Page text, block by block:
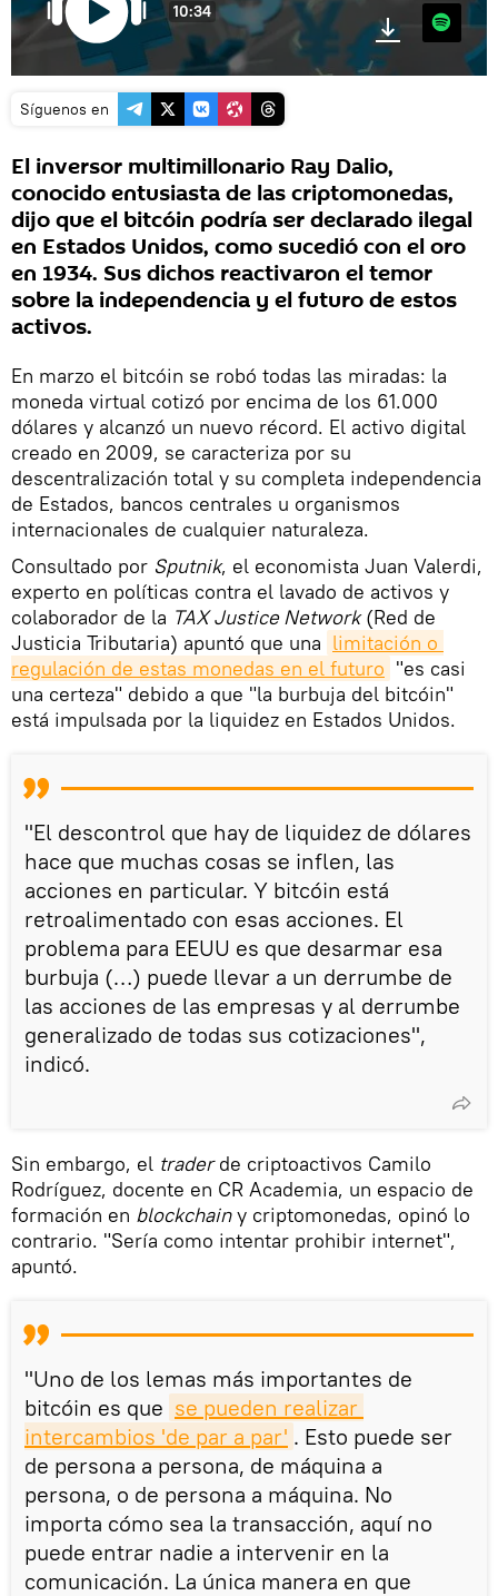
10:34 Spotify
Síguenos en
El inversor multimillonario Ray Dalio,
conocido entusiasta de las criptomonedas,
dijo que el bitcóin podría ser declarado ilegal
en Estados Unidos, como sucedió con el oro
en 1934. Sus dichos reactivaron el temor
sobre la independencia y el futuro de estos
activos.
En marzo el bitcóin se robó todas las miradas: la
moneda virtual cotizó por encima de los 61.000
dólares y alcanzó un nuevo récord. El activo digital
creado en 2009, se caracteriza por su
descentralización total y su completa independencia
de Estados, bancos centrales u organismos
internacionales de cualquier naturaleza.
Consultado por Sputnik, el economista Juan Valerdi,
experto en políticas contra el lavado de activos y
colaborador de la TAX Justice Network(Red de
Justicia Tributaria) apuntó que una limitación o
regulación de estas monedas en el futuro "es casi
una certeza" debido a que "la burbuja del bitcóin"
está impulsada por la liquidez en Estados Unidos.
"El descontrol que hay de liquidez de dólares
hace que muchas cosas se inflen, las
acciones en particular. Y bitcóin está
retroalimentado con esas acciones. El
problema para EEUU es que desarmar esa
burbuja (…) puede llevar a un derrumbe de
las acciones de las empresas y al derrumbe
generalizado de todas sus cotizaciones",
indicó.
Sin embargo, el traderde criptoactivos Camilo
Rodríguez, docente en CR Academia, un espacio de
formación en blockchainy criptomonedas, opinó lo
contrario. "Sería como intentar prohibir internet",
apuntó.
"Uno de los lemas más importantes de
bitcóin es que se pueden realizar
intercambios 'de par a par' . Esto puede ser
de persona a persona, de máquina a
persona, o de persona a máquina. No
importa cómo sea la transacción, aquí no
puede entrar nadie a intervenir en la
comunicación. La única manera en que